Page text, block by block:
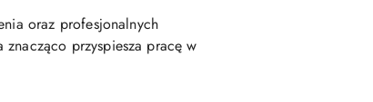
oraz profesjonalnych
przyspiesza pracę w